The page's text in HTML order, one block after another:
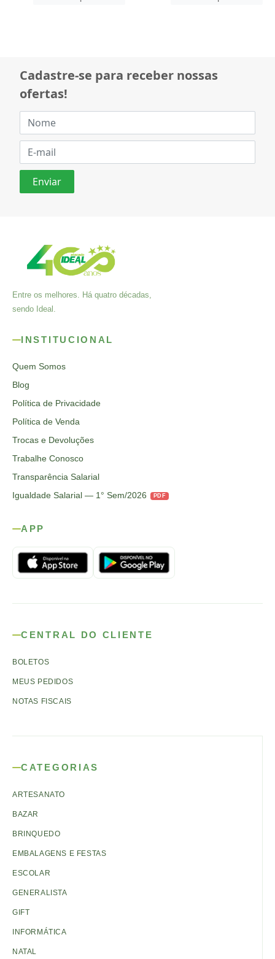
Cadastre-se para receber nossas
ofertas!
Entre os melhores. Há quatro décadas,
sendo Ideal.
INSTITUCIONAL
Quem Somos
Blog
Política de Privacidade
Política de Venda
Trocas e Devoluções
Trabalhe Conosco
Transparência Salarial
Igualdade Salarial — 1° Sem/2026
PDF
APP
CENTRAL DO CLIENTE
BOLETOS
MEUS PEDIDOS
NOTAS FISCAIS
CATEGORIAS
ARTESANATO
BAZAR
BRINQUEDO
EMBALAGENS E FESTAS
ESCOLAR
GENERALISTA
GIFT
INFORMÁTICA
NATAL